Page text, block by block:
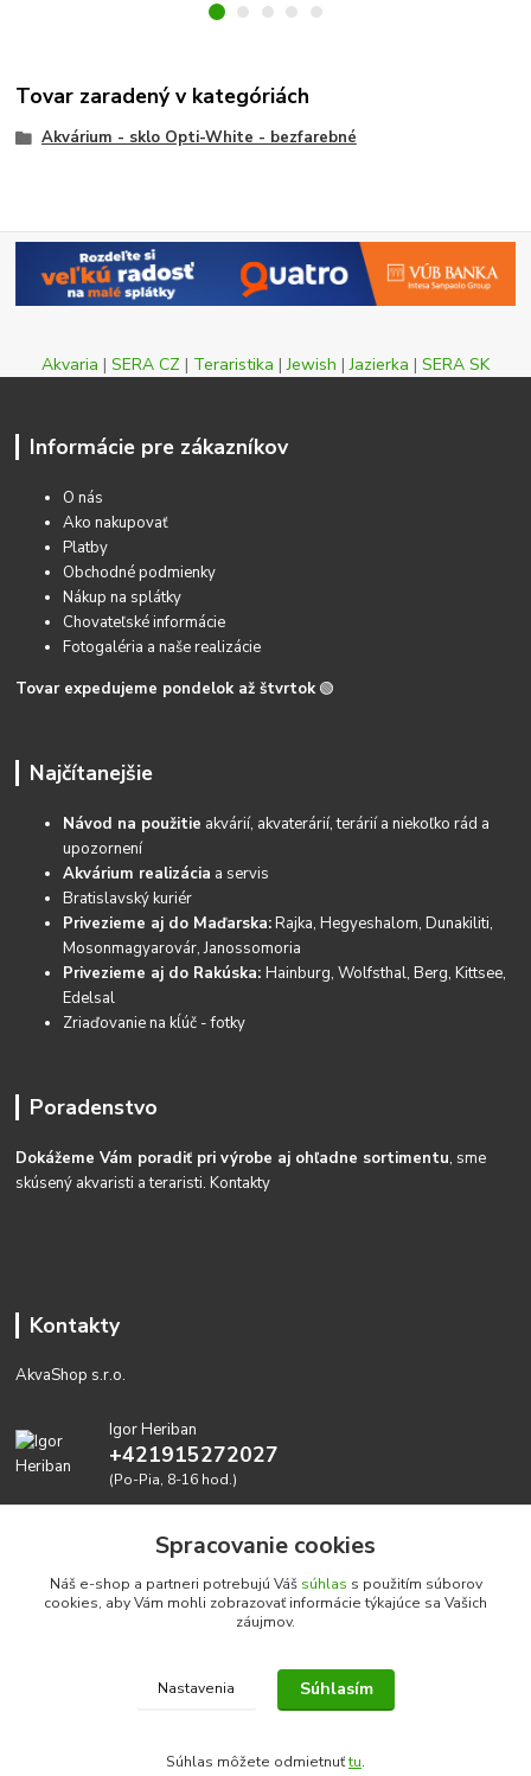
Tovar zaradený v kategóriách
Akvárium - sklo Opti-White - bezfarebné
Akvaria | SERA CZ | Teraristika |Jewish |Jazierka | SERA SK
Informácie pre zákazníkov
O nás
Ako nakupovať
Platby
Obchodné podmienky
Nákup na splátky
Chovateľské informácie
Fotogaléria a naše realizácie
Tovar expedujeme pondelok až štvrtok 🟢
Najčítanejšie
Návod na použitie akvárií, akvaterárií, terárií a niekoľko rád a
upozornení
Akvárium realizácia a servis
Bratislavský kuriér
Privezieme aj do Maďarska:Rajka, Hegyeshalom, Dunakiliti,
Mosonmagyarovár, Janossomoria
Privezieme aj do Rakúska:Hainburg, Wolfsthal, Berg, Kittsee,
Edelsal
Zriaďovanie na kĺúč - fotky
Poradenstvo
Dokážeme Vám poradiť pri výrobe aj ohľadne sortimentu, sme
skúsený akvaristi a teraristi.Kontakty
Kontakty
AkvaShop s.r.o.
Igor Heriban
+421915272027
(Po-Pia, 8-16 hod.)
Realizujeme prírodné akvária: AkvaShop s.r.o. • IBAN:
SK3911000000002947087849
Spracovanie cookies
Náš e-shop a partneri potrebujú Váš súhlas s použitím súborov
cookies, aby Vám mohli zobrazovať informácie týkajúce sa Vašich
záujmov.
Nastavenia Súhlasím
Súhlas môžete odmietnuťtu.